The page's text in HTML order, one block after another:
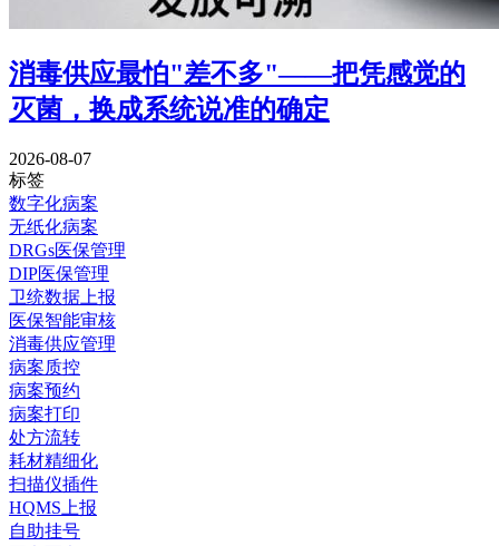
消毒供应最怕"差不多"——把凭感觉的
灭菌，换成系统说准的确定
2026-08-07
标签
数字化病案
无纸化病案
DRGs医保管理
DIP医保管理
卫统数据上报
医保智能审核
消毒供应管理
病案质控
病案预约
病案打印
处方流转
耗材精细化
扫描仪插件
HQMS上报
自助挂号